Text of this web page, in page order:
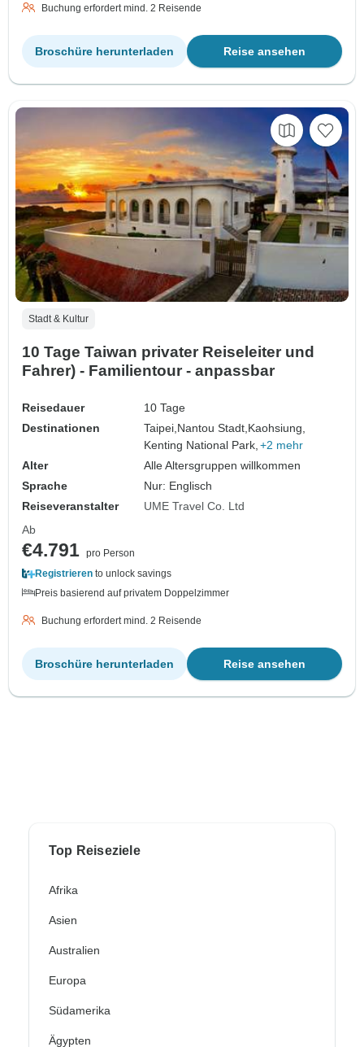
Buchung erfordert mind. 2 Reisende
Reise ansehen
Broschüre herunterladen
Stadt & Kultur
10 Tage Taiwan privater Reiseleiter und
Fahrer) - Familientour - anpassbar
Reisedauer
10 Tage
Destinationen
Taipei, Nantou Stadt, Kaohsiung,
Kenting National Park, +2 mehr
Alter
Alle Altersgruppen willkommen
Sprache
Nur: Englisch
Reiseveranstalter
UME Travel Co. Ltd
Ab
€4.791 pro Person
Registrieren to unlock savings
Preis basierend auf privatem Doppelzimmer
Buchung erfordert mind. 2 Reisende
Reise ansehen
Broschüre herunterladen
Top Reiseziele
Afrika
Asien
Australien
Europa
Südamerika
Ägypten